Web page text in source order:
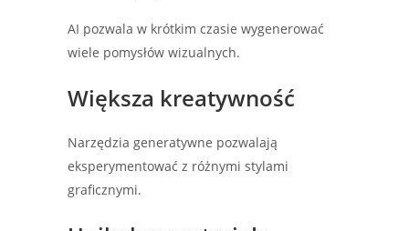
AI pozwala w krótkim czasie wygenerować
wiele pomysłów wizualnych.
Większa kreatywność
Narzędzia generatywne pozwalają
eksperymentować z różnymi stylami
graficznymi.